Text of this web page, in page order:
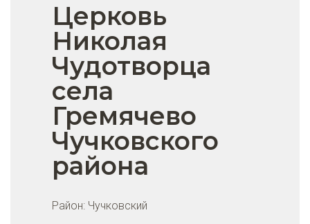
Церковь
Николая
Чудотворца
села
Гремячево
Чучковского
района
Район: Чучковский